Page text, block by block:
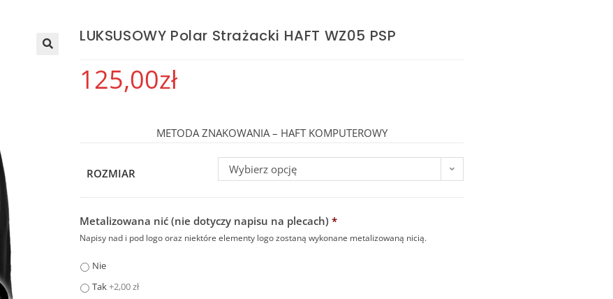
LUKSUSOWY Polar Strażacki HAFT WZ05 PSP
125,00zł
METODA ZNAKOWANIA – HAFT KOMPUTEROWY
ROZMIAR Wybierz opcję
Metalizowana nić (nie dotyczy napisu na plecach) *
Napisy nad i pod logo oraz niektóre elementy logo zostaną wykonane metalizowaną nicią.
Nie
Tak+2,00 zł